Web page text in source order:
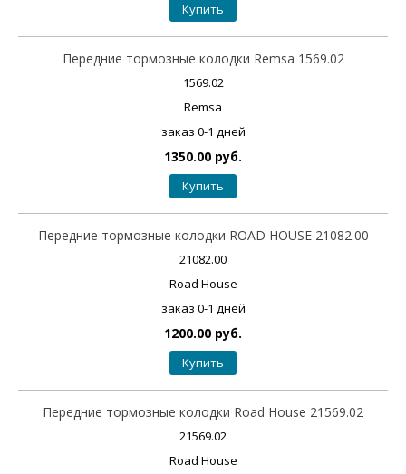
Купить
Передние тормозные колодки Remsa 1569.02
1569.02
Remsa
заказ 0-1 дней
1350.00 руб.
Купить
Передние тормозные колодки ROAD HOUSE 21082.00
21082.00
Road House
заказ 0-1 дней
1200.00 руб.
Купить
Передние тормозные колодки Road House 21569.02
21569.02
Road House